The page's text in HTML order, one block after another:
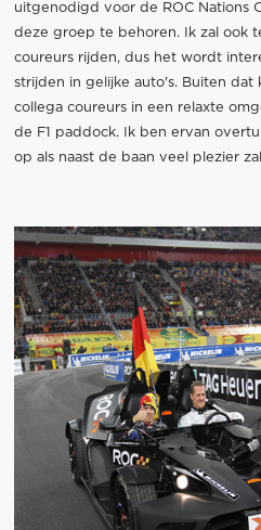
uitgenodigd voor de ROC Nations
deze groep te behoren. Ik zal ook
coureurs rijden, dus het wordt
strijden in gelijke auto's. Buiten dat
collega coureurs in een relaxte
de F1 paddock. Ik ben ervan
op als naast de baan veel plezier